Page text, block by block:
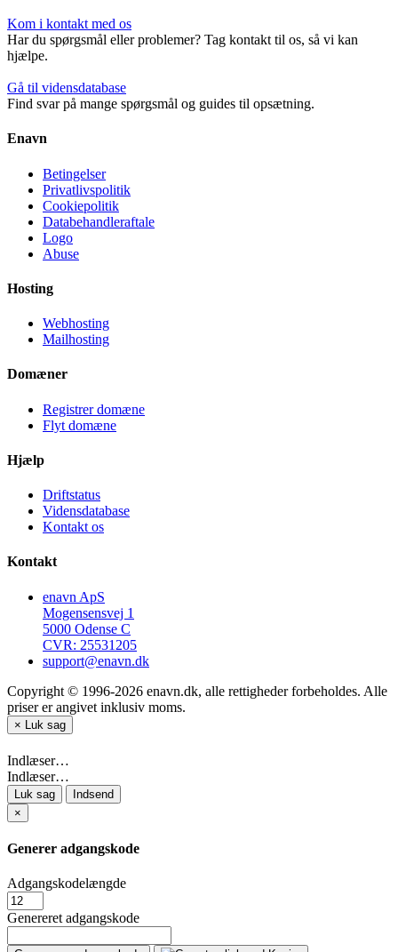
Kom i kontakt med os
Har du spørgsmål eller problemer? Tag kontakt til os, så vi kan
hjælpe.
Gå til vidensdatabase
Find svar på mange spørgsmål og guides til opsætning.
Enavn
Betingelser
Privatlivspolitik
Cookiepolitik
Databehandleraftale
Logo
Abuse
Hosting
Webhosting
Mailhosting
Domæner
Registrer domæne
Flyt domæne
Hjælp
Driftstatus
Vidensdatabase
Kontakt os
Kontakt
enavn ApS
Mogensensvej 1
5000 Odense C
CVR: 25531205
support@enavn.dk
Copyright © 1996-2026 enavn.dk, alle rettigheder forbeholdes. Alle
priser er angivet inklusiv moms.
× Luk sag
Indlæser…
Indlæser…
Luk sag
Indsend
×
Generer adgangskode
Adgangskodelængde
Genereret adgangskode